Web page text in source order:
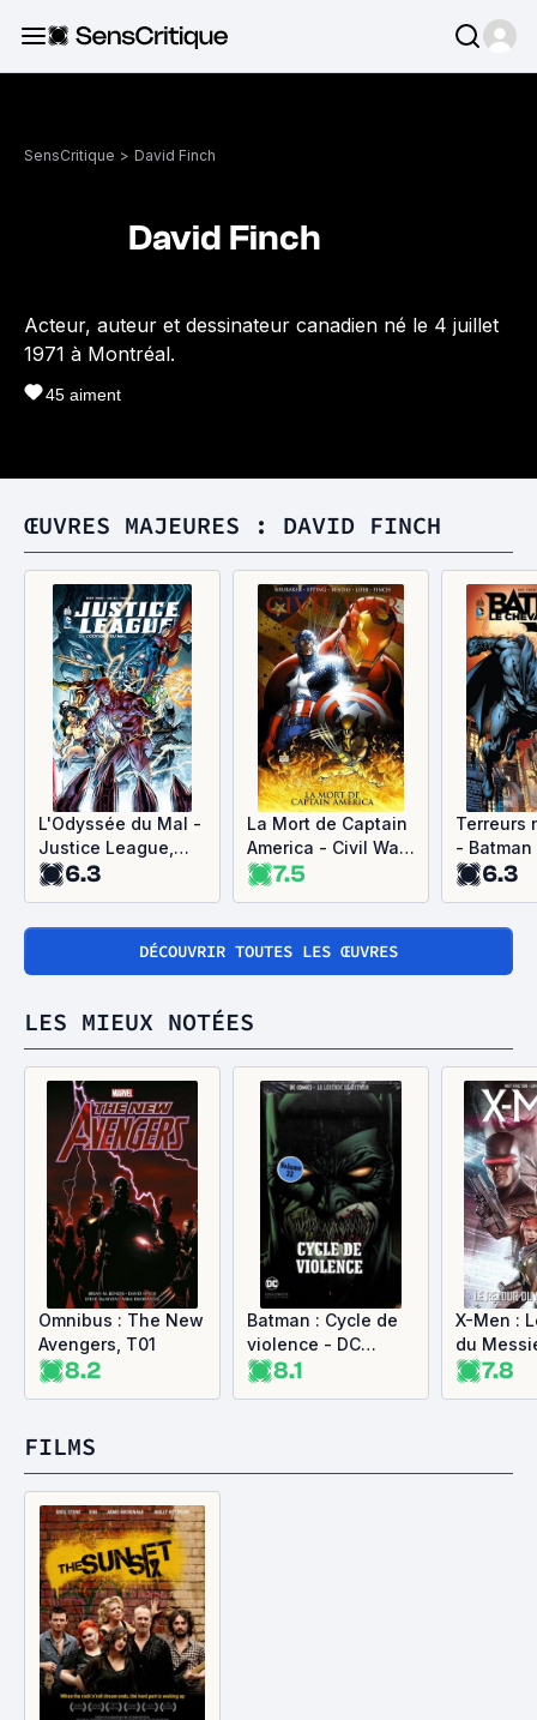
SensCritique > David Finch
David Finch
Acteur, auteur et dessinateur canadien né le 4 juillet
1971 à Montréal.
45 aiment
ŒUVRES MAJEURES : DAVID FINCH
L'Odyssée du Mal -
Justice League,
tome 2
6.3
La Mort de Captain
America - Civil War,
tome 3
7.5
Terreurs
- Batman
6.3
DÉCOUVRIR TOUTES LES ŒUVRES
LES MIEUX NOTÉES
Omnibus : The New
Avengers, T01
8.2
Batman : Cycle de
violence - DC
Comics - La
8.1
X-Men :
du
7.8
FILMS